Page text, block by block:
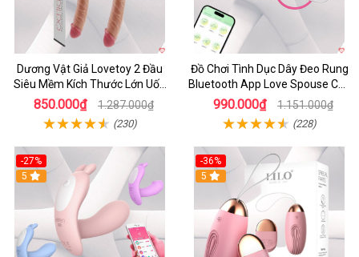
Dương Vật Giả Lovetoy 2 Đầu
Siêu Mềm Kích Thước Lớn Uốn
Cong
850.000₫ 1.287.000₫
(230)
Đồ Chơi Tình Dục Dây Đeo Rung
Bluetooth App Love Spouse Cho
Les
990.000₫ 1.151.000₫
(228)
-27%
5
-36%
5